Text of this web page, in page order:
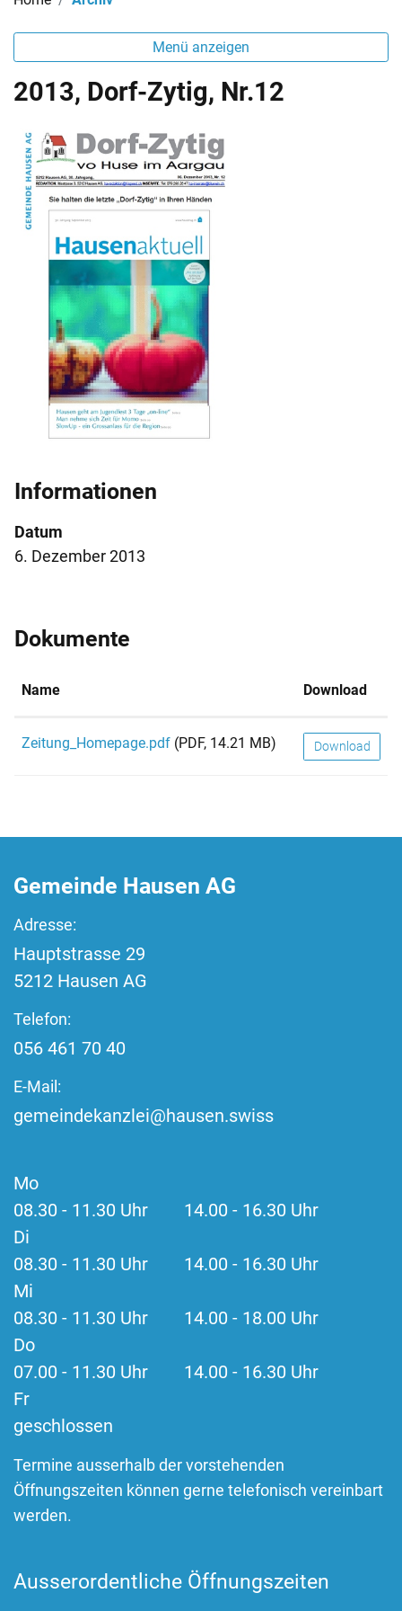
Menü anzeigen
2013, Dorf-Zytig, Nr.12
Informationen
Datum
6. Dezember 2013
Dokumente
Name Download
Zeitung_Homepage.pdf (PDF, 14.21 MB) Download
Gemeinde Hausen AG
Adresse:
Hauptstrasse 29
5212 Hausen AG
Telefon:
056 461 70 40
E-Mail:
gemeindekanzlei@hausen.swiss
Mo
08.30 - 11.30 Uhr 14.00 - 16.30 Uhr
Di
08.30 - 11.30 Uhr 14.00 - 16.30 Uhr
Mi
08.30 - 11.30 Uhr 14.00 - 18.00 Uhr
Do
07.00 - 11.30 Uhr 14.00 - 16.30 Uhr
Fr
geschlossen
Termine ausserhalb der vorstehenden
Öffnungszeiten können gerne telefonisch vereinbart
werden.
Ausserordentliche Öffnungszeiten